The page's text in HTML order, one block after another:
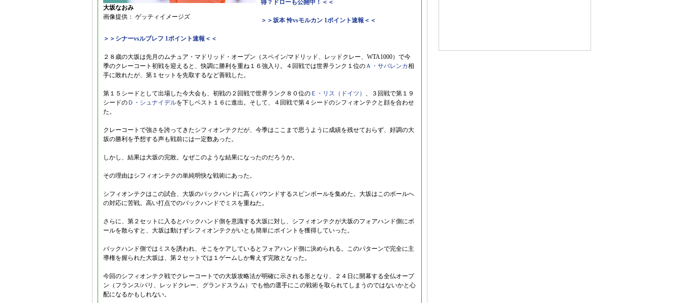
大坂なおみ
画像提供： ゲッティイメージズ
得？ドローも公開中！＜＜
＞＞坂本 怜vsモルカン 1ポイント速報＜＜
＞＞シナーvsルブレフ 1ポイント速報＜＜
２８歳の大坂は先月のムチュア・マドリッド・オープン（スペイン/マドリッド、レッドクレー、WTA1000）で今
季のクレーコート初戦を迎えると、快調に勝利を重ね１６強入り。４回戦では世界ランク１位のＡ・サバレンカ相
手に敗れたが、第１セットを先取するなど善戦した。
第１５シードとして出場した今大会も、初戦の２回戦で世界ランク８０位の Ｅ・リス（ドイツ） 、３回戦で第１９
シードのＤ・シュナイデルを下しベスト１６に進出。そして、４回戦で第４シードのシフィオンテクと顔を合わせ
た。
クレーコートで強さを誇ってきたシフィオンテクだが、今季はここまで思うように成績を残せておらず、好調の大
坂の勝利を予想する声も戦前には一定数あった。
しかし、結果は大坂の完敗。なぜこのような結果になったのだろうか。
その理由はシフィオンテクの単純明快な戦術にあった。
シフィオンテクはこの試合、大坂のバックハンドに高くバウンドするスピンボールを集めた。大坂はこのボールへ
の対応に苦戦。高い打点でのバックハンドでミスを重ねた。
さらに、第２セットに入るとバックハンド側を意識する大坂に対し、シフィオンテクが大坂のフォアハンド側にボ
ールを散らすと、大坂は動けずシフィオンテクがいとも簡単にポイントを獲得していった。
バックハンド側ではミスを誘われ、そこをケアしているとフォアハンド側に決められる。このパターンで完全に主
導権を握られた大坂は、第２セットでは１ゲームしか奪えず完敗となった。
今回のシフィオンテク戦でクレーコートでの大坂攻略法が明確に示される形となり、２４日に開幕する全仏オープ
ン（フランス/パリ、レッドクレー、グランドスラム）でも他の選手にこの戦術を取られてしまうのではないかと心
配になるかもしれない。